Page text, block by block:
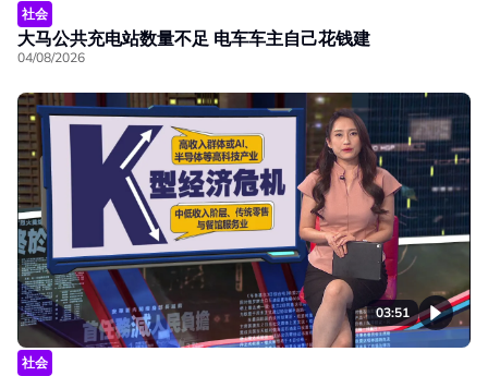
社会
大马公共充电站数量不足 电车车主自己花钱建
04/08/2026
03:51
社会